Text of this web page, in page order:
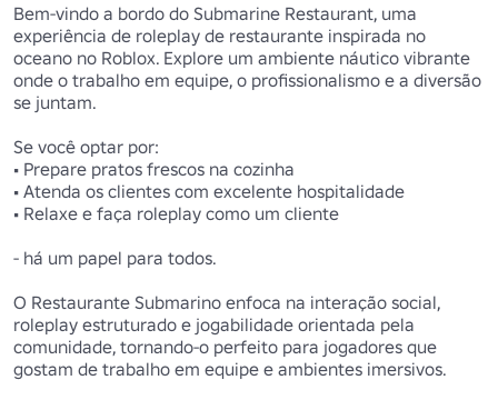
Bem-vindo a bordo do Submarine Restaurant, uma
experiência de roleplay de restaurante inspirada no
oceano no Roblox. Explore um ambiente náutico vibrante
onde o trabalho em equipe, o profissionalismo e a diversão
se juntam.
Se você optar por:
• Prepare pratos frescos na cozinha
• Atenda os clientes com excelente hospitalidade
• Relaxe e faça roleplay como um cliente
- há um papel para todos.
O Restaurante Submarino enfoca na interação social,
roleplay estruturado e jogabilidade orientada pela
comunidade, tornando-o perfeito para jogadores que
gostam de trabalho em equipe e ambientes imersivos.